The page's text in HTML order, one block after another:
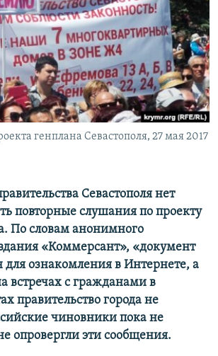
КРЫМА
RL
генплана Севастополя, 27 мая 2017
Севастополя нет
повторные слушания по проекту
По словам анонимного
«Коммерсант», «документ
для ознакомления в Интернете, а
встречах с гражданами в
правительство города не
чиновники пока не
опровергли эти сообщения.